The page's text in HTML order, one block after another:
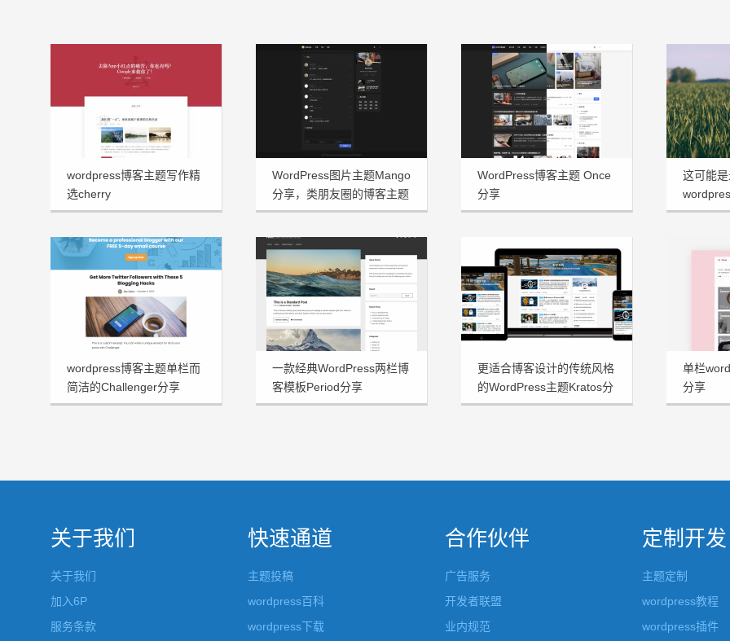
wordpress博客主题写作精
选cherry
WordPress图片主题Mango
分享，类朋友圈的博客主题
WordPress博客主题 Once
分享
这可能
享
wordpress博客主题单栏而
简洁的Challenger分享
一款经典WordPress两栏博
客模板Period分享
更适合博客设计的传统风格
的WordPress主题Kratos分
享
单栏
分享
关于我们
关于我们
加入6P
服务条款
快速通道
主题投稿
wordpress百科
wordpress下载
合作伙伴
广告服务
开发者联盟
业内规范
定制开发
主题定制
wordpress教程
wordpress插件